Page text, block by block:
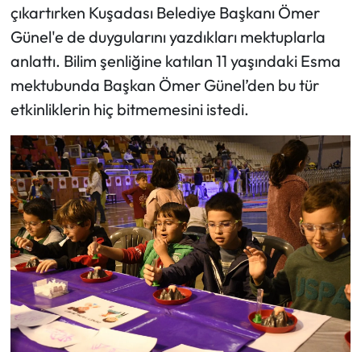
çıkartırken Kuşadası Belediye Başkanı Ömer
Günel'e de duygularını yazdıkları mektuplarla
anlattı. Bilim şenliğine katılan 11 yaşındaki Esma
mektubunda Başkan Ömer Günel’den bu tür
etkinliklerin hiç bitmemesini istedi.